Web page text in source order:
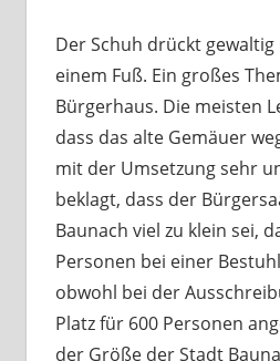
Der Schuh drückt
einem Fuß. Ein großes
Bürgerhaus. Die meisten
dass das alte Gemäuer
mit der Umsetzung sehr
beklagt, dass der
Baunach viel zu klein sei,
Personen bei einer
obwohl bei der
Platz für 600 Personen
der Größe der Stadt